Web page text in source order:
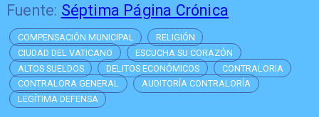
Fuente: Séptima Página Crónica
COMPENSACIÓN MUNICIPAL
RELIGIÓN
CIUDAD DEL VATICANO
ESCUCHA SU CORAZÓN
ALTOS SUELDOS
DELITOS ECONÓMICOS
CONTRALORIA
CONTRALORA GENERAL
AUDITORÍA CONTRALORÍA
LEGÍTIMA DEFENSA